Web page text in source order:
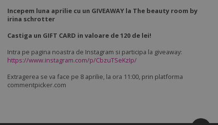
Incepem luna aprilie cu un GIVEAWAY la The beauty room by
irina schrotter
Castiga un GIFT CARD in valoare de 120 de lei!
Intra pe pagina noastra de Instagram si participa la giveaway:
https://www.instagram.com/p/CbzuTSeKzIp/
Extragerea se va face pe 8 aprilie, la ora 11:00, prin platforma
commentpicker.com